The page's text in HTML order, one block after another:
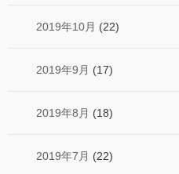
2019年10月 (22)
2019年9月 (17)
2019年8月 (18)
2019年7月 (22)